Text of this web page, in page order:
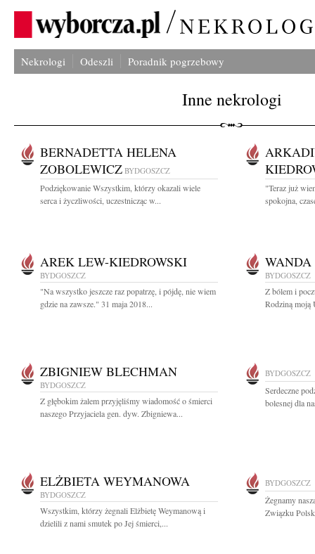
Nekrologi Odeszli Poradnik pogrzebowy
Inne nekrologi
BERNADETTA HELENA
ZOBOLEWICZ BYDGOSZCZ
Podziękowanie Wszystkim, którzy okazali wiele
serca i życzliwości, uczestnicząc w...
"Teraz już
spokojna,
AREK LEW-KIEDROWSKI
BYDGOSZCZ
"Na wszystko jeszcze raz popatrzę, i pójdę, nie wiem
gdzie na zawsze." 31 maja 2018...
WANDA
BYDGOSZCZ
Z bólem i
Rodziną moją
ZBIGNIEW BLECHMAN
BYDGOSZCZ
Z głębokim żalem przyjęliśmy wiadomość o śmierci
naszego Przyjaciela gen. dyw. Zbigniewa...
BYDGOSZCZ
Serdeczne
bolesnej dla
ELŻBIETA WEYMANOWA
BYDGOSZCZ
Wszystkim, którzy żegnali Elżbietę Weymanową i
dzielili z nami smutek po Jej śmierci,...
BYDGOSZCZ
Żegnamy
Związku